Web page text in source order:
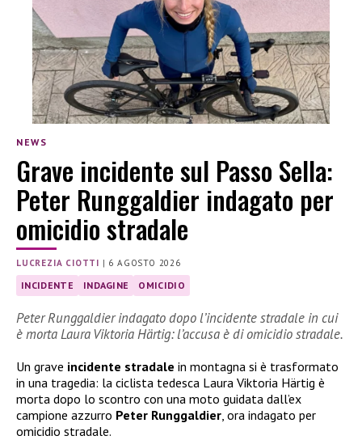
NEWS
Grave incidente sul Passo Sella:
Peter Runggaldier indagato per
omicidio stradale
LUCREZIA CIOTTI | 6 AGOSTO 2026
INCIDENTE INDAGINE OMICIDIO
Peter Runggaldier indagato dopo l’incidente stradale in cui
è morta Laura Viktoria Härtig: l’accusa è di omicidio stradale.
Un grave incidente stradale in montagna si è trasformato
in una tragedia: la ciclista tedesca Laura Viktoria Härtig è
morta dopo lo scontro con una moto guidata dall’ex
campione azzurro Peter Runggaldier , ora indagato per
omicidio stradale.